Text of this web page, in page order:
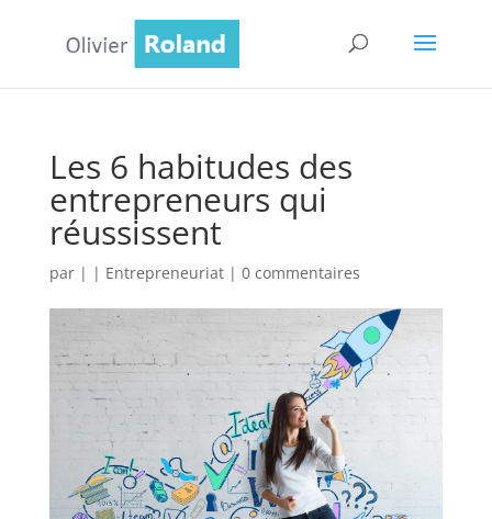
Les 6 habitudes des
entrepreneurs qui
réussissent
par | | Entrepreneuriat| 0 commentaires